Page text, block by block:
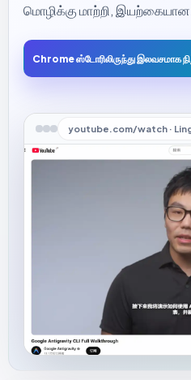
மொழிக்கு மாற்றி, இயற்கையான
வேண்டிய அவசியமில்லை.
Chrome ஸ்டோரிலிருந்து இலவசமாக
youtube.com/watch ·